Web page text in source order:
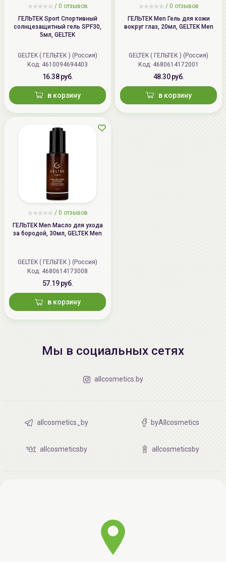
/ 0 отзывов
ГЕЛЬТЕК Sport Спортивный
солнцезащитный гель SPF30,
5мл, GELTEK
GELTEK ( ГЕЛЬТЕК ) (Россия)
Код: 4610094694403
16.38 руб.
в корзину
/ 0 отзывов
ГЕЛЬТЕК Men Гель для кожи
вокруг глаз, 20мл, GELTEK Men
GELTEK ( ГЕЛЬТЕК ) (Россия)
Код: 4680614172001
48.30 руб.
в корзину
/ 0 отзывов
ГЕЛЬТЕК Men Масло для ухода
за бородой, 30мл, GELTEK Men
GELTEK ( ГЕЛЬТЕК ) (Россия)
Код: 4680614173008
57.19 руб.
в корзину
Мы в социальных сетях
allcosmetics.by
allcosmetics_by byAllcosmetics
allcosmeticsby allcosmeticsby